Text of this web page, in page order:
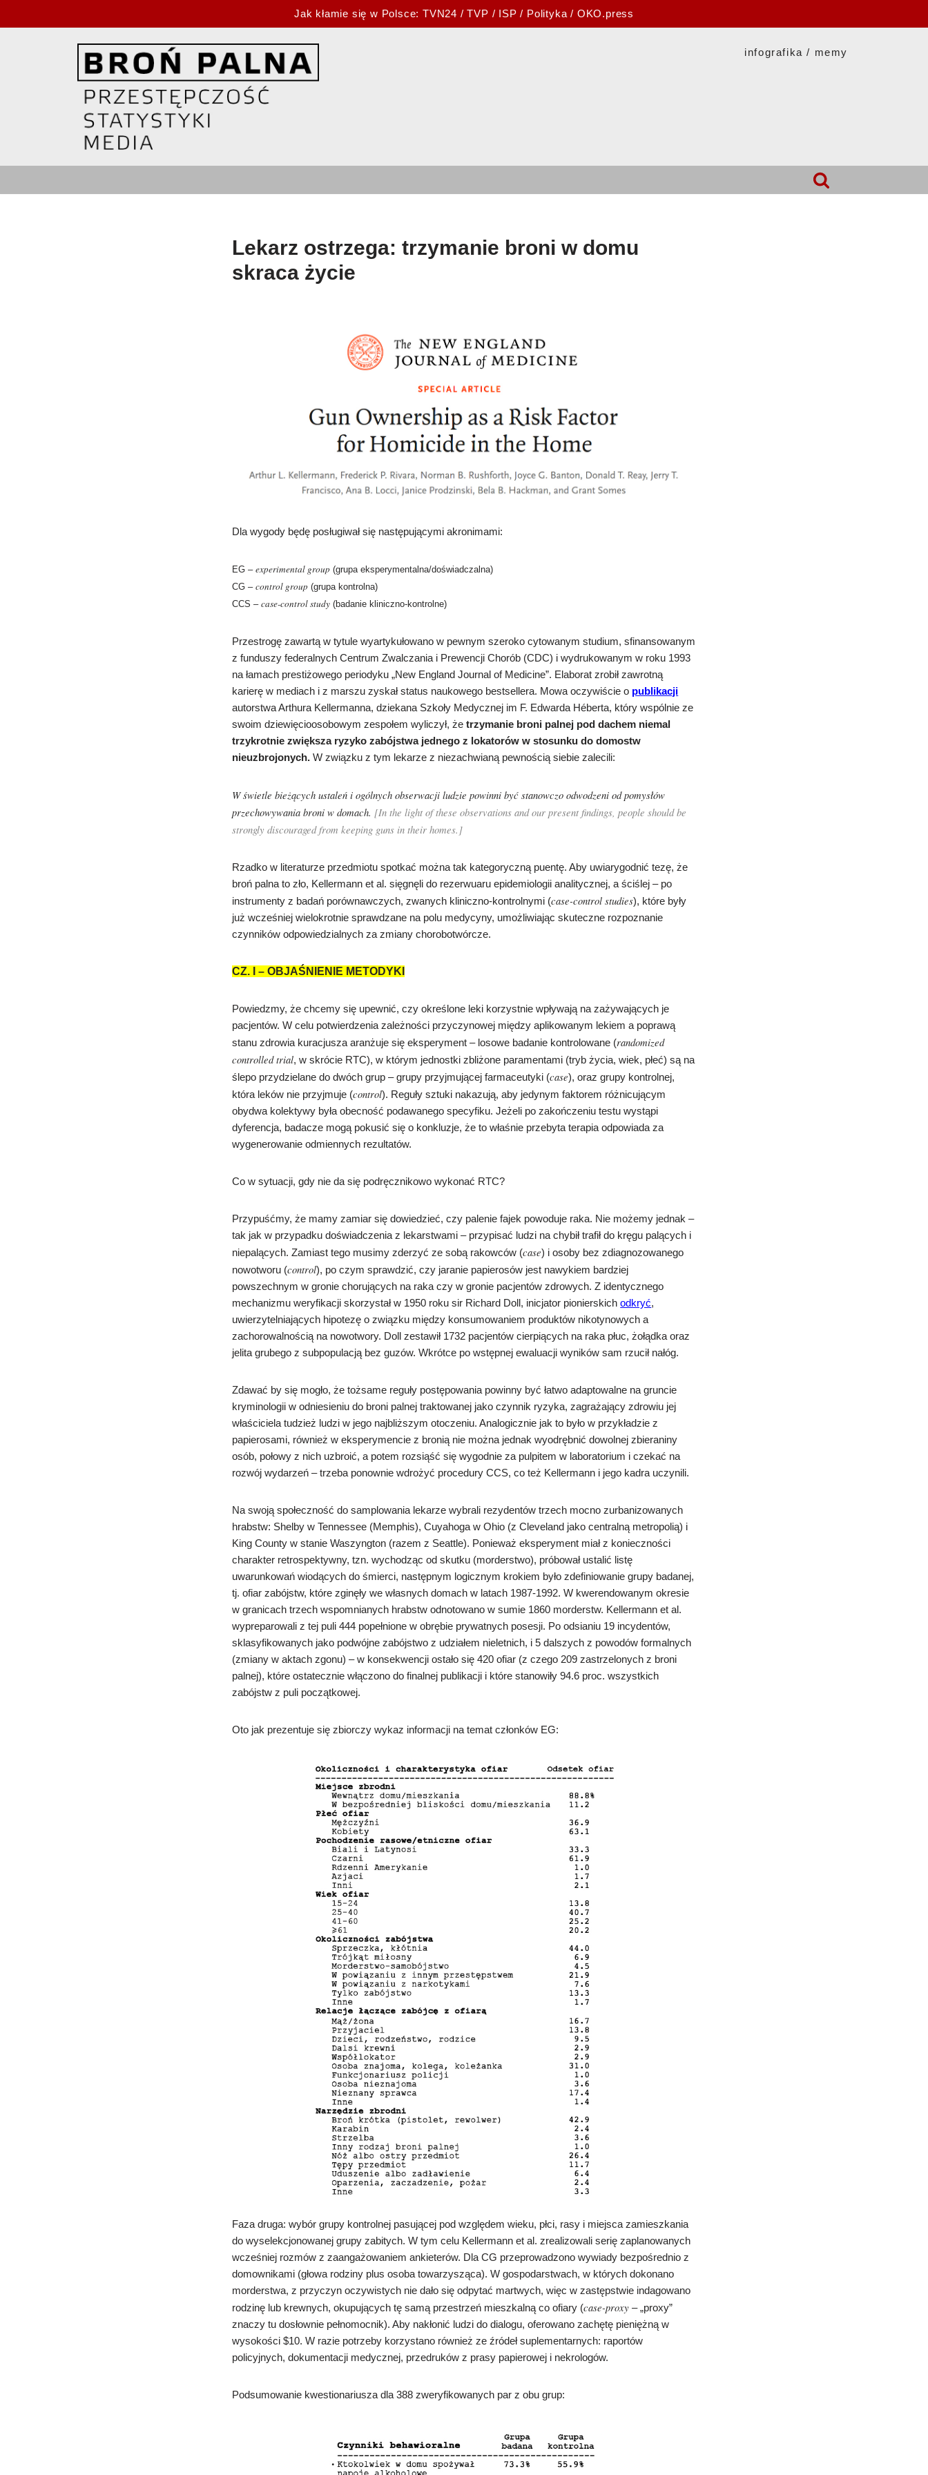
Jak kłamie się w Polsce: TVN24 /TVP / ISP / Polityka / OKO.press
infografika / memy
Lekarz ostrzega: trzymanie broni w domu
skraca życie
Dla wygody będę posługiwał się następującymi akronimami:
EG –experimental group (grupa eksperymentalna/doświadczalna)
CG –control group (grupa kontrolna)
CCS –case-control study (badanie kliniczno-kontrolne)
Przestrogę zawartą w tytule wyartykułowano w pewnym szeroko cytowanym studium, sfinansowanym
z funduszy federalnych Centrum Zwalczania i Prewencji Chorób (CDC) i wydrukowanym w roku 1993
na łamach prestiżowego periodyku „New England Journal of Medicine”. Elaborat zrobił zawrotną
karierę w mediach i z marszu zyskał status naukowego bestsellera. Mowa oczywiście o publikacji
autorstwa Arthura Kellermanna, dziekana Szkoły Medycznej im F. Edwarda Héberta, który wspólnie ze
swoim dziewięcioosobowym zespołem wyliczył, żetrzymanie broni palnej pod dachem niemal
trzykrotnie zwiększa ryzyko zabójstwa jednego z lokatorów w stosunku do domostw
nieuzbrojonych. W związku z tym lekarze z niezachwianą pewnością siebie zalecili:
W świetle bieżących ustaleń i ogólnych obserwacji ludzie powinni być stanowczo odwodzeni od pomysłów
przechowywania broni w domach. [In the light of these observations and our present findings, people should be
strongly discouraged from keeping guns in their homes.]
Rzadko w literaturze przedmiotu spotkać można tak kategoryczną puentę. Aby uwiarygodnić tezę, że
broń palna to zło, Kellermann et al. sięgnęli do rezerwuaru epidemiologii analitycznej, a ściślej – po
instrumenty z badań porównawczych, zwanych kliniczno-kontrolnymi (case-control studies), które były
już wcześniej wielokrotnie sprawdzane na polu medycyny, umożliwiając skuteczne rozpoznanie
czynników odpowiedzialnych za zmiany chorobotwórcze.
CZ. I – OBJAŚNIENIE METODYKI
Powiedzmy, że chcemy się upewnić, czy określone leki korzystnie wpływają na zażywających je
pacjentów. W celu potwierdzenia zależności przyczynowej między aplikowanym lekiem a poprawą
stanu zdrowia kuracjusza aranżuje się eksperyment – losowe badanie kontrolowane (randomized
controlled trial, w skrócie RTC), w którym jednostki zbliżone paramentami (tryb życia, wiek, płeć) są na
ślepo przydzielane do dwóch grup – grupy przyjmującej farmaceutyki (case), oraz grupy kontrolnej,
która leków nie przyjmuje (control). Reguły sztuki nakazują, aby jedynym faktorem różnicującym
obydwa kolektywy była obecność podawanego specyfiku. Jeżeli po zakończeniu testu wystąpi
dyferencja, badacze mogą pokusić się o konkluzje, że to właśnie przebyta terapia odpowiada za
wygenerowanie odmiennych rezultatów.
Co w sytuacji, gdy nie da się podręcznikowo wykonać RTC?
Przypuśćmy, że mamy zamiar się dowiedzieć, czy palenie fajek powoduje raka. Nie możemy jednak –
tak jak w przypadku doświadczenia z lekarstwami – przypisać ludzi na chybił trafił do kręgu palących i
niepalących. Zamiast tego musimy zderzyć ze sobą rakowców (case) i osoby bez zdiagnozowanego
nowotworu (control), po czym sprawdzić, czy jaranie papierosów jest nawykiem bardziej
powszechnym w gronie chorujących na raka czy w gronie pacjentów zdrowych. Z identycznego
mechanizmu weryfikacji skorzystał w 1950 roku sir Richard Doll, inicjator pionierskichodkryć,
uwierzytelniających hipotezę o związku między konsumowaniem produktów nikotynowych a
zachorowalnością na nowotwory. Doll zestawił 1732 pacjentów cierpiących na raka płuc, żołądka oraz
jelita grubego z subpopulacją bez guzów. Wkrótce po wstępnej ewaluacji wyników sam rzucił nałóg.
Zdawać by się mogło, że tożsame reguły postępowania powinny być łatwo adaptowalne na gruncie
kryminologii w odniesieniu do broni palnej traktowanej jako czynnik ryzyka, zagrażający zdrowiu jej
właściciela tudzież ludzi w jego najbliższym otoczeniu. Analogicznie jak to było w przykładzie z
papierosami, również w eksperymencie z bronią nie można jednak wyodrębnić dowolnej zbieraniny
osób, połowy z nich uzbroić, a potem rozsiąść się wygodnie za pulpitem w laboratorium i czekać na
rozwój wydarzeń – trzeba ponownie wdrożyć procedury CCS, co też Kellermann i jego kadra uczynili.
Na swoją społeczność do samplowania lekarze wybrali rezydentów trzech mocno zurbanizowanych
hrabstw: Shelby w Tennessee (Memphis), Cuyahoga w Ohio (z Cleveland jako centralną metropolią) i
King County w stanie Waszyngton (razem z Seattle). Ponieważ eksperyment miał z konieczności
charakter retrospektywny, tzn. wychodząc od skutku (morderstwo), próbował ustalić listę
uwarunkowań wiodących do śmierci, następnym logicznym krokiem było zdefiniowanie grupy badanej,
tj. ofiar zabójstw, które zginęły we własnych domach w latach 1987-1992. W kwerendowanym okresie
w granicach trzech wspomnianych hrabstw odnotowano w sumie 1860 morderstw. Kellermann et al.
wypreparowali z tej puli 444 popełnione w obrębie prywatnych posesji. Po odsianiu 19 incydentów,
sklasyfikowanych jako podwójne zabójstwo z udziałem nieletnich, i 5 dalszych z powodów formalnych
(zmiany w aktach zgonu) – w konsekwencji ostało się 420 ofiar (z czego 209 zastrzelonych z broni
palnej), które ostatecznie włączono do finalnej publikacji i które stanowiły 94.6 proc. wszystkich
zabójstw z puli początkowej.
Oto jak prezentuje się zbiorczy wykaz informacji na temat członków EG:
Faza druga: wybór grupy kontrolnej pasującej pod względem wieku, płci, rasy i miejsca zamieszkania
do wyselekcjonowanej grupy zabitych. W tym celu Kellermann et al. zrealizowali serię zaplanowanych
wcześniej rozmów z zaangażowaniem ankieterów. Dla CG przeprowadzono wywiady bezpośrednio z
domownikami (głowa rodziny plus osoba towarzysząca). W gospodarstwach, w których dokonano
morderstwa, z przyczyn oczywistych nie dało się odpytać martwych, więc w zastępstwie indagowano
rodzinę lub krewnych, okupujących tę samą przestrzeń mieszkalną co ofiary (case-proxy – „proxy”
znaczy tu dosłownie pełnomocnik). Aby nakłonić ludzi do dialogu, oferowano zachętę pieniężną w
wysokości $10. W razie potrzeby korzystano również ze źródeł suplementarnych: raportów
policyjnych, dokumentacji medycznej, przedruków z prasy papierowej i nekrologów.
Podsumowanie kwestionariusza dla 388 zweryfikowanych par z obu grup: